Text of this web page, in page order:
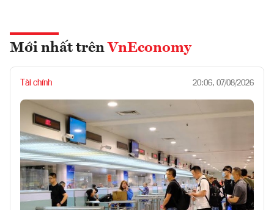
Mới nhất trên VnEconomy
Tài chính 20:06, 07/08/2026